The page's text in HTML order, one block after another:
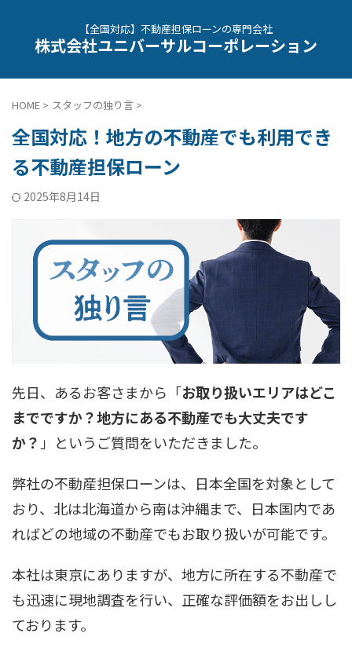
【全国対応】不動産担保ローンの専門会社
株式会社ユニバーサルコーポレーション
HOME > スタッフの独り言 >
全国対応！地方の不動産でも利用でき
る不動産担保ローン
2025年8月14日
先日、あるお客さまから「お取り扱いエリアはどこ
までですか？地方にある不動産でも大丈夫です
か？」というご質問をいただきました。
弊社の不動産担保ローンは、日本全国を対象として
おり、北は北海道から南は沖縄まで、日本国内であ
ればどの地域の不動産でもお取り扱いが可能です。
本社は東京にありますが、地方に所在する不動産で
も迅速に現地調査を行い、正確な評価額をお出しし
ております。